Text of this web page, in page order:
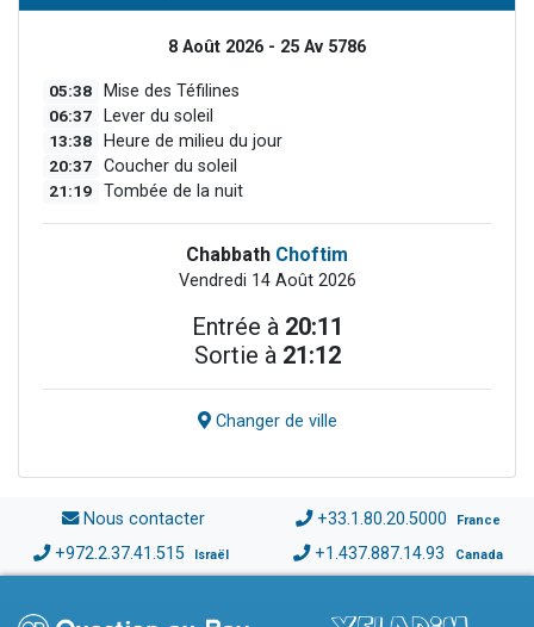
8 Août 2026 - 25 Av 5786
05:38 Mise des Téfilines
06:37 Lever du soleil
13:38 Heure de milieu du jour
20:37 Coucher du soleil
21:19 Tombée de la nuit
Chabbath Choftim
Vendredi 14 Août 2026
Entrée à 20:11
Sortie à 21:12
Changer de ville
Nous contacter +33.1.80.20.5000 France
+972.2.37.41.515 Israël +1.437.887.14.93 Canada